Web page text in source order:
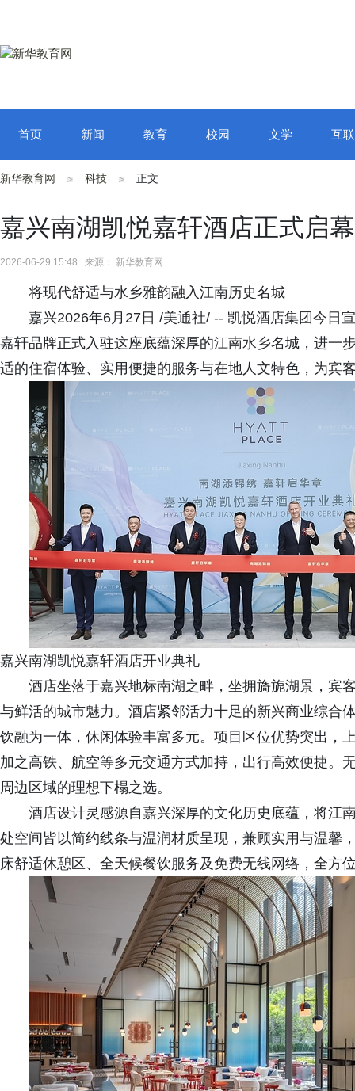
首页 新闻 教育 校园 文学 互
新华教育网 科技 正文
嘉兴南湖凯悦嘉轩酒店正式启幕
2026-06-29 15:48 来源： 新华教育网
将现代舒适与水乡雅韵融入江南历史名城
嘉兴2026年6月27日 /美通社/ -- 凯悦酒店集团今日
嘉轩品牌正式入驻这座底蕴深厚的江南水乡名城，进一
适的住宿体验、实用便捷的服务与在地人文特色，为宾
嘉兴南湖凯悦嘉轩酒店开业典礼
酒店坐落于嘉兴地标南湖之畔，坐拥旖旎湖景，宾
与鲜活的城市魅力。酒店紧邻活力十足的新兴商业综合
饮融为一体，休闲体验丰富多元。项目区位优势突出，
加之高铁、航空等多元交通方式加持，出行高效便捷。
周边区域的理想下榻之选。
酒店设计灵感源自嘉兴深厚的文化历史底蕴，将江
处空间皆以简约线条与温润材质呈现，兼顾实用与温馨
床舒适休憩区、全天候餐饮服务及免费无线网络，全方